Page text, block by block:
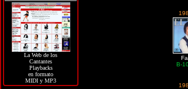
La Web de los
Cantantes
Playbacks
en formato
MIDI y MP3
B-